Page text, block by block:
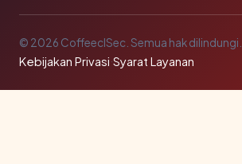
© 2026 CoffeeclSec. Semua hak dilindungi.
Kebijakan Privasi·Syarat Layanan